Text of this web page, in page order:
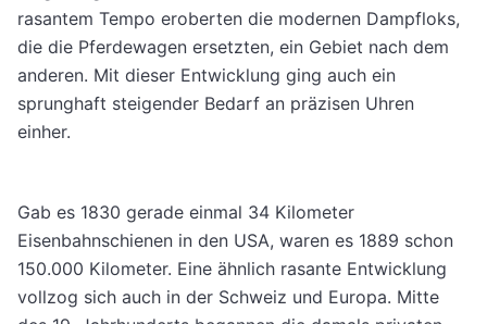
rasantem Tempo eroberten die modernen Dampfloks,
die die Pferdewagen ersetzten, ein Gebiet nach dem
anderen. Mit dieser Entwicklung ging auch ein
sprunghaft steigender Bedarf an präzisen Uhren
einher.
Gab es 1830 gerade einmal 34 Kilometer
Eisenbahnschienen in den USA, waren es 1889 schon
150.000 Kilometer. Eine ähnlich rasante Entwicklung
vollzog sich auch in der Schweiz und Europa. Mitte